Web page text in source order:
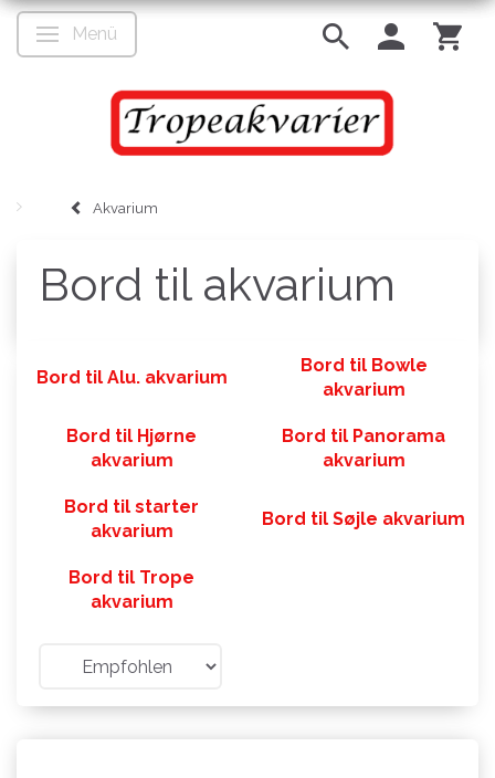
Anzeige ändern
Menü
Akvarium
Bord til akvarium
Bord til Alu. akvarium
Bord til Bowle
akvarium
Bord til Hjørne
akvarium
Bord til Panorama
akvarium
Bord til starter
akvarium
Bord til Søjle akvarium
Bord til Trope
akvarium